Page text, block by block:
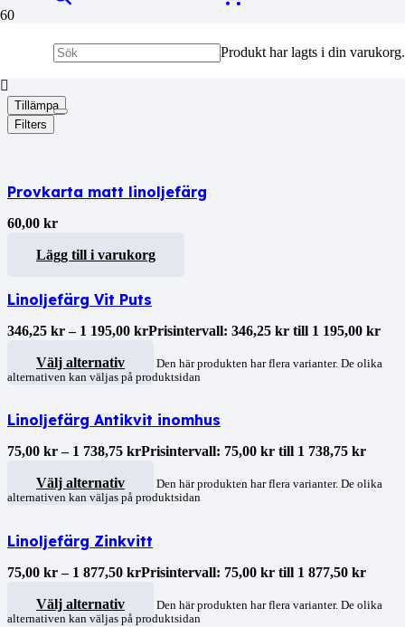
Produkt har lagts i din varukorg.
Tillämpa
Filters
Provkarta matt linoljefärg
60,00 kr
Lägg till i varukorg
Linoljefärg Vit Puts
346,25 kr – 1 195,00 krPrisintervall: 346,25 kr till 1 195,00 kr
Välj alternativ
Den här produkten har flera varianter. De olika
alternativen kan väljas på produktsidan
Linoljefärg Antikvit inomhus
75,00 kr – 1 738,75 krPrisintervall: 75,00 kr till 1 738,75 kr
Välj alternativ
Den här produkten har flera varianter. De olika
alternativen kan väljas på produktsidan
Linoljefärg Zinkvitt
75,00 kr – 1 877,50 krPrisintervall: 75,00 kr till 1 877,50 kr
Välj alternativ
Den här produkten har flera varianter. De olika
alternativen kan väljas på produktsidan